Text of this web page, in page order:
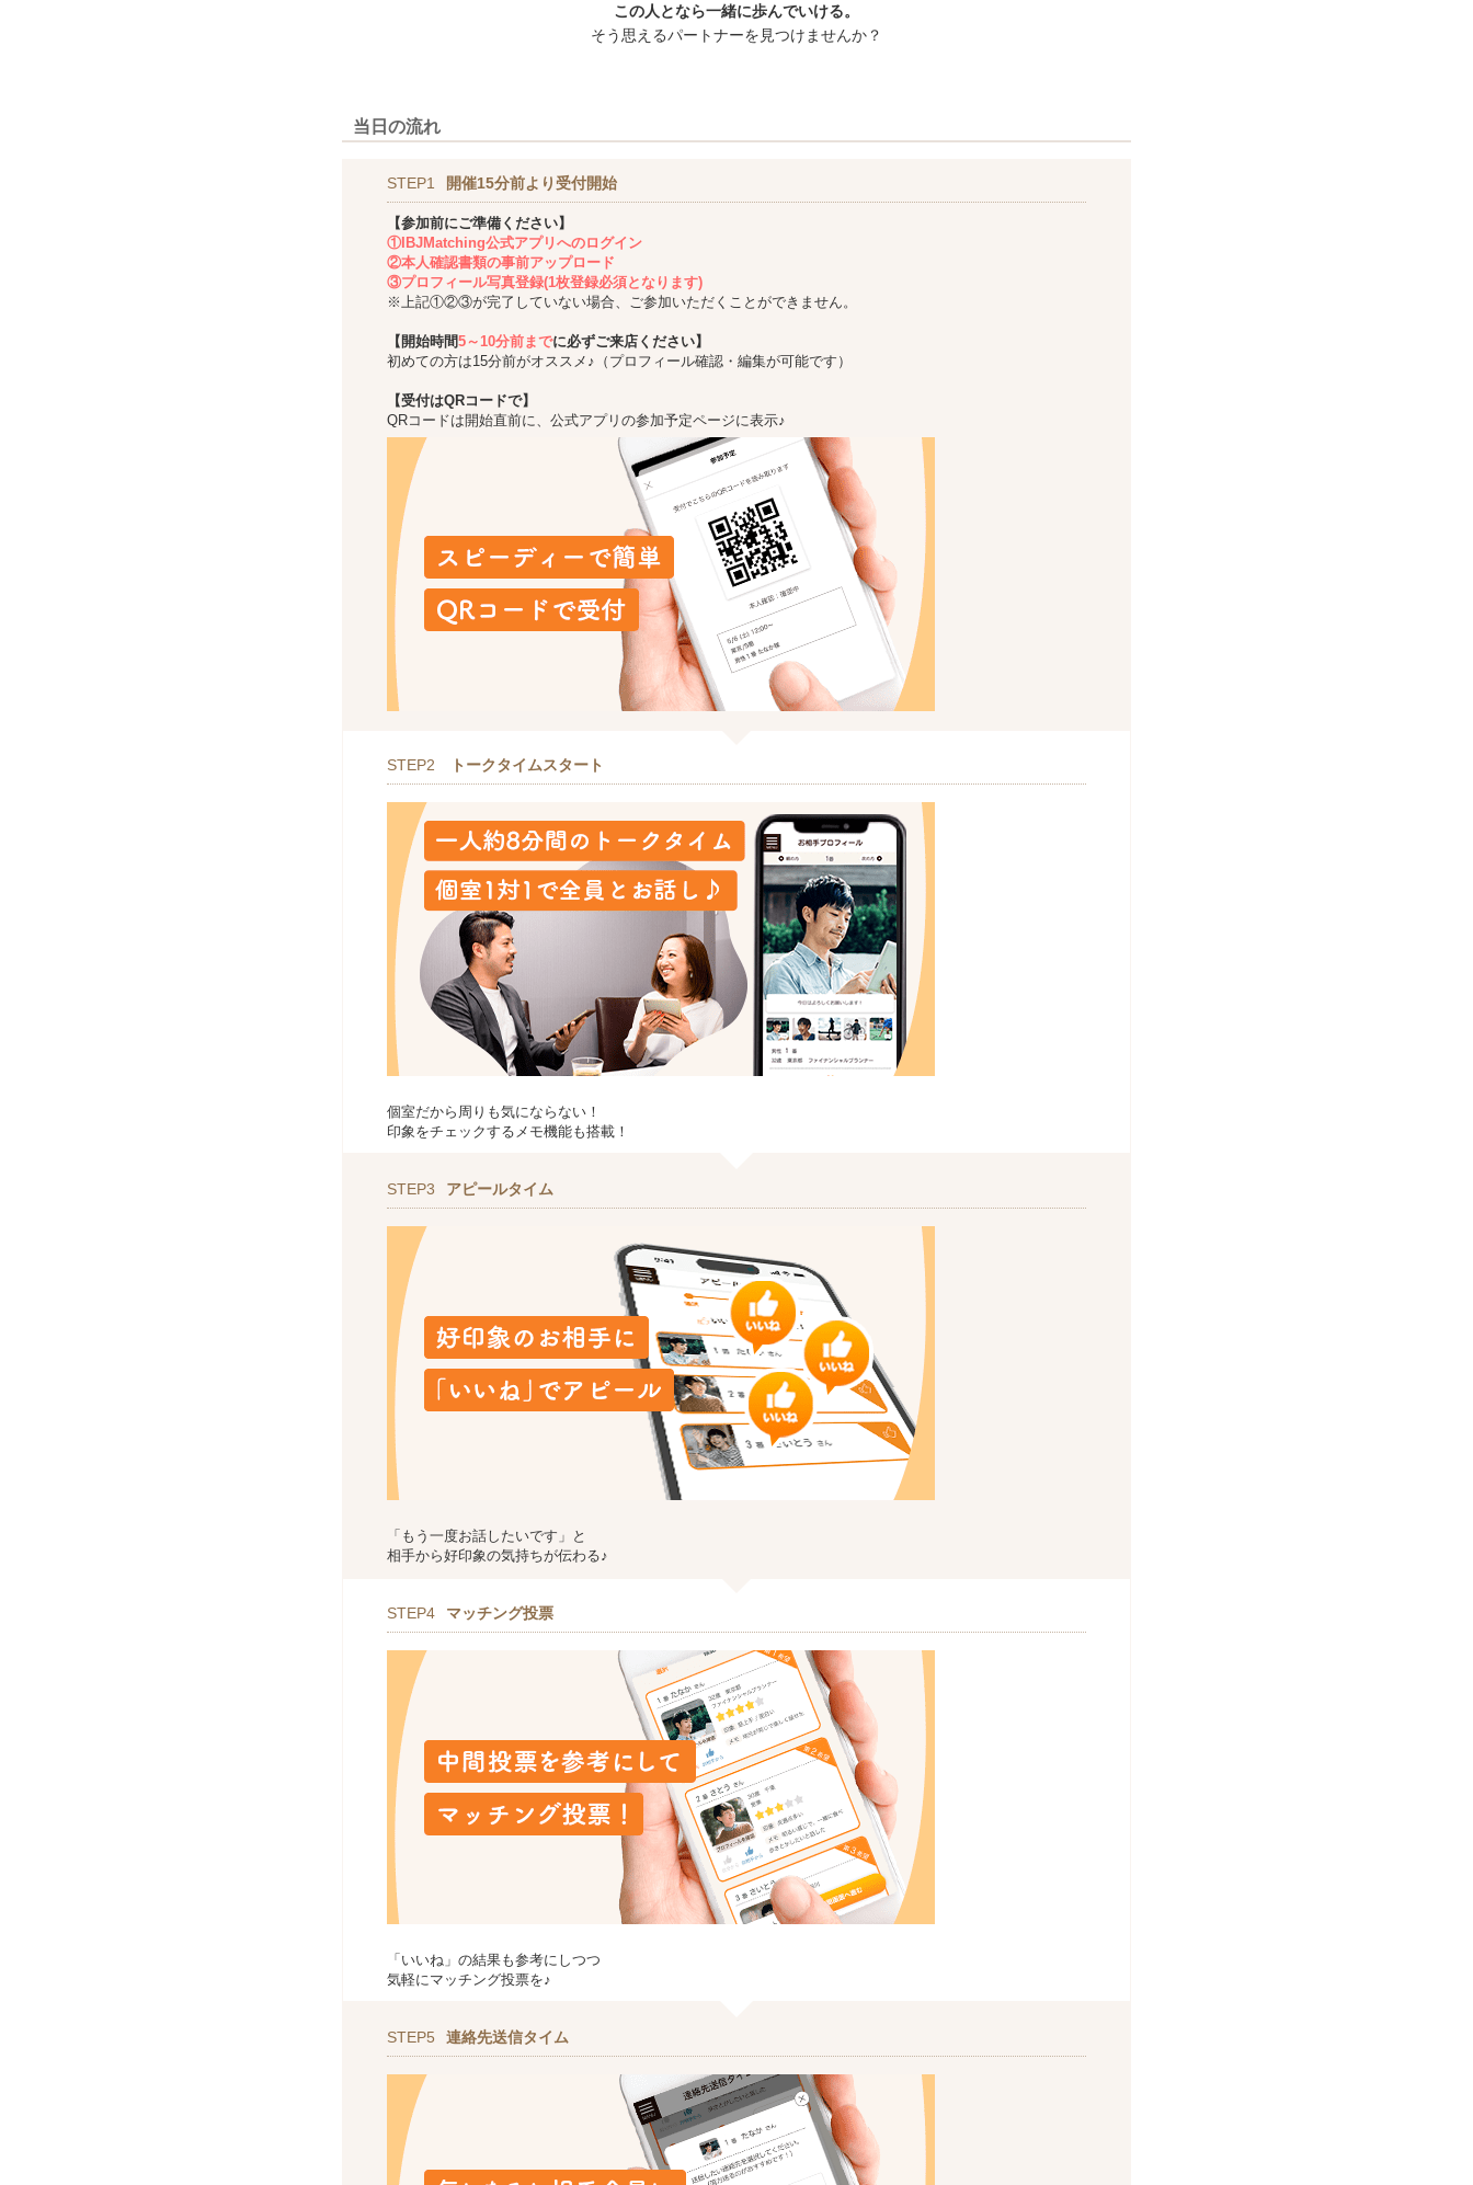
この人となら一緒に歩んでいける。
そう思えるパートナーを見つけませんか？
当日の流れ
STEP1 開催15分前より受付開始
【参加前にご準備ください】
①IBJMatching公式アプリへのログイン
②本人確認書類の事前アップロード
③プロフィール写真登録(1枚登録必須となります)
※上記①②③が完了していない場合、ご参加いただくことができません。
【開始時間5～10分前までに必ずご来店ください】
初めての方は15分前がオススメ♪（プロフィール確認・編集が可能です）
【受付はQRコードで】
QRコードは開始直前に、公式アプリの参加予定ページに表示♪
STEP2 トークタイムスタート
個室だから周りも気にならない！
印象をチェックするメモ機能も搭載！
STEP3 アピールタイム
「もう一度お話したいです」と
相手から好印象の気持ちが伝わる♪
STEP4 マッチング投票
「いいね」の結果も参考にしつつ
気軽にマッチング投票を♪
STEP5 連絡先送信タイム